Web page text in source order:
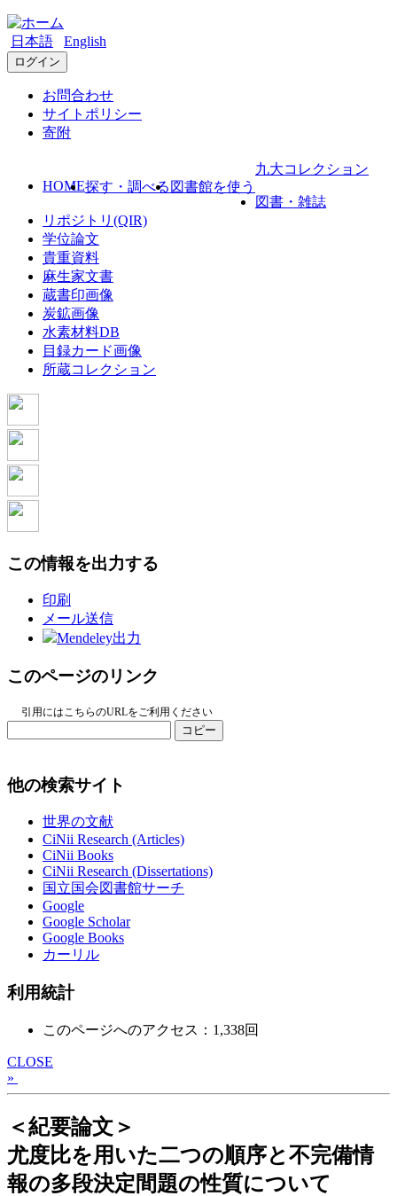
日本語 English
ログイン
お問合わせ
サイトポリシー
寄附
HOME探す・調べる 図書館を使う
九大コレクション
図書・雑誌
リポジトリ(QIR)
学位論文
貴重資料
麻生家文書
蔵書印画像
炭鉱画像
水素材料DB
目録カード画像
所蔵コレクション
この情報を出力する
印刷
メール送信
Mendeley出力
このページのリンク
引用にはこちらのURLをご利用ください
コピー
他の検索サイト
世界の文献
CiNii Research (Articles)
CiNii Books
CiNii Research (Dissertations)
国立国会図書館サーチ
Google
Google Scholar
Google Books
カーリル
利用統計
このページへのアクセス：1,338回
CLOSE
»
＜紀要論文＞
尤度比を用いた二つの順序と不完備情
報の多段決定間題の性質について